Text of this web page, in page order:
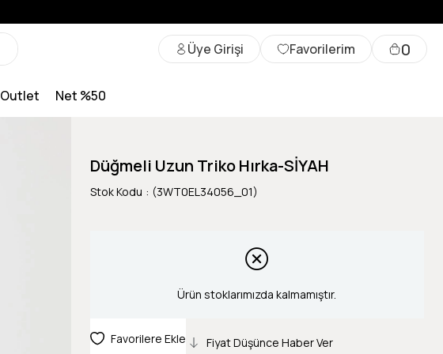
Üye Girişi Favorilerim 0
Outlet Net %50
Düğmeli Uzun Triko Hırka-SİYAH
Stok Kodu (3WT0EL34056_01)
Ürün stoklarımızda kalmamıştır.
Favorilere Ekle Fiyat Düşünce Haber Ver